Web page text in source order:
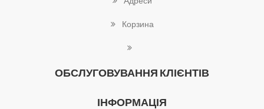
Корзина
ОБСЛУГОВУВАННЯ КЛІЄНТІВ
ІНФОРМАЦІЯ